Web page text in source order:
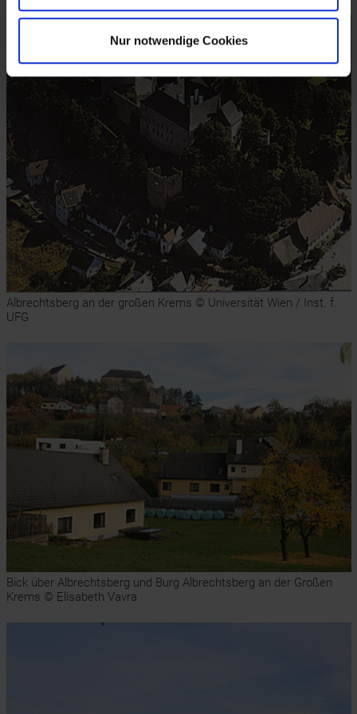
Nur notwendige Cookies
Albrechtsberg an der großen Krems © Universität Wien / Inst. f.
UFG
Bick über Albrechtsberg und Burg Albrechtsberg an der Großen
Krems © Elisabeth Vavra